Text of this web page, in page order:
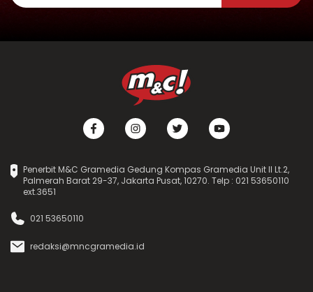
Penerbit M&C Gramedia Gedung Kompas Gramedia Unit II Lt.2,
Palmerah Barat 29-37, Jakarta Pusat, 10270. Telp : 021 53650110
ext.3651
021 53650110
redaksi@mncgramedia.id